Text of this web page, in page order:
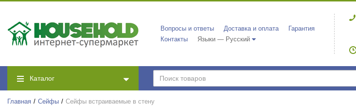
Вопросы и ответы Доставка и оплата
Гарантия
Контакты
Языки — Русский
Каталог
Главная Сейфы Сейфы встраиваемые в стену